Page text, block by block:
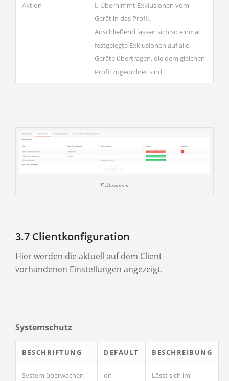
Aktion
Übernimmt Exklusionen vom
Gerät in das Profil.
Anschließend lassen sich so einmal
festgelegte Exklusionen auf alle
Geräte übertragen, die dem gleichen
Profil zugeordnet sind.
Exklusionen
3.7 Clientkonfiguration
Hier werden die aktuell auf dem Client
vorhandenen Einstellungen angezeigt.
Systemschutz
BESCHRIFTUNG DEFAULT BESCHREIBUNG
System überwachen on
Lässt sich im